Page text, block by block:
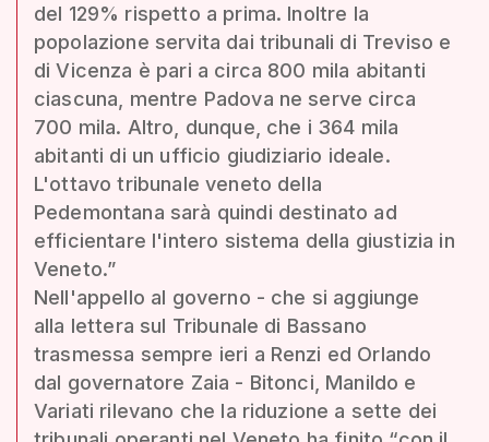
del 129% rispetto a prima. Inoltre la
popolazione servita dai tribunali di Treviso e
di Vicenza è pari a circa 800 mila abitanti
ciascuna, mentre Padova ne serve circa
700 mila. Altro, dunque, che i 364 mila
abitanti di un ufficio giudiziario ideale.
L'ottavo tribunale veneto della
Pedemontana sarà quindi destinato ad
efficientare l'intero sistema della giustizia in
Veneto.”
Nell'appello al governo - che si aggiunge
alla lettera sul Tribunale di Bassano
trasmessa sempre ieri a Renzi ed Orlando
dal governatore Zaia - Bitonci, Manildo e
Variati rilevano che la riduzione a sette dei